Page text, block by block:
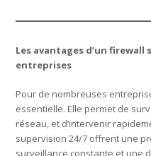
Les avantages d’un firewall
entreprises
Pour de nombreuses
essentielle. Elle permet de
réseau, et d’intervenir
supervision 24/7 offrent une
surveillance constante et une